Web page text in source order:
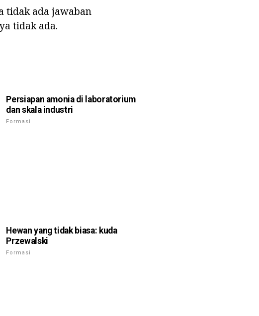
tidak ada jawaban
tidak ada.
Persiapan amonia di laboratorium
dan skala industri
Formasi
Hewan yang tidak biasa: kuda
Przewalski
Formasi